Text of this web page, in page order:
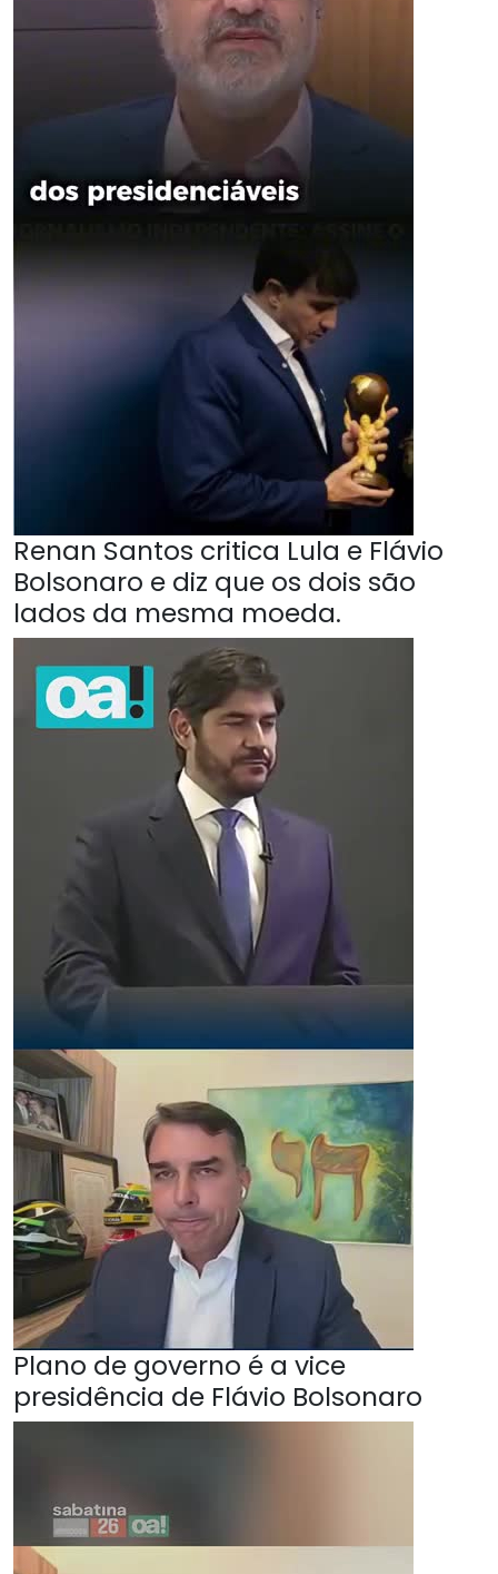
Renan Santos critica Lula e Flávio
Bolsonaro e diz que os dois são
lados da mesma moeda.
Plano de governo é a vice
presidência de Flávio Bolsonaro